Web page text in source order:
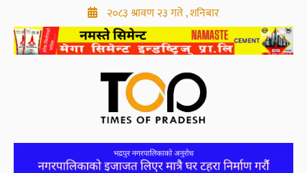
२०८३ श्रावण २३ गते , शनिबार